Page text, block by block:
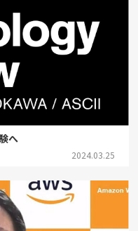
へ
2024.03.25